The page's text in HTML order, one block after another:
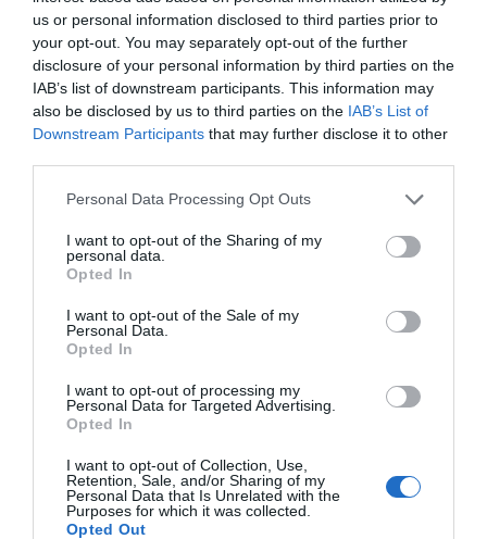
us or personal information disclosed to third parties prior to
your opt-out. You may separately opt-out of the further
disclosure of your personal information by third parties on the
IAB’s list of downstream participants. This information may
also be disclosed by us to third parties on the IAB’s List of
Downstream Participants that may further disclose it to other
Personal Data Processing Opt Outs
I want to opt-out of the Sharing of my
personal data.
Opted In
I want to opt-out of the Sale of my
Personal Data.
Opted In
I want to opt-out of processing my
Personal Data for Targeted Advertising.
Opted In
I want to opt-out of Collection, Use,
Retention, Sale, and/or Sharing of my
Personal Data that Is Unrelated with the
Purposes for which it was collected.
Opted Out
3-2 Mariana Duarte
Timeout A
Académica Coimbra
21'
1ªP
Fim da 1ª parte.
Sai Sara Almeida ®,
entra Luz Oliveira ®
Sai Mariana Agulhas
4-2 Sofia Sacadura
8'
Sai Luz Oliveira ®,
entra Sara Almeida ®
8'
13'
4-3 Maria Salvado